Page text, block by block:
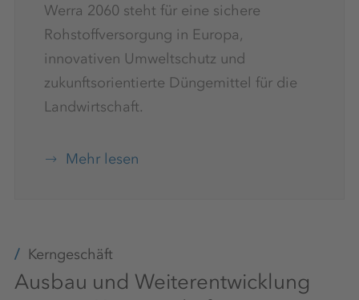
Werra 2060 steht für eine sichere
Rohstoffversorgung in Europa,
innovativen Umweltschutz und
zukunftsorientierte Düngemittel für die
Landwirtschaft.
Mehr lesen
Kerngeschäft
Ausbau und Weiterentwicklung